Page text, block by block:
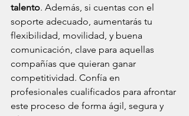
talento. Además, si cuentas con el
soporte adecuado, aumentarás tu
flexibilidad, movilidad, y buena
comunicación, clave para aquellas
compañías que quieran ganar
competitividad. Confía en
profesionales cualificados para afrontar
este proceso de forma ágil, segura y